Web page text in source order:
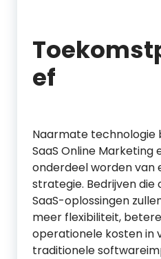
ef
Naarmate technologie
SaaS Online Marketing
onderdeel worden van
strategie. Bedrijven
SaaS-oplossingen
meer flexibiliteit,
operationele kosten in
traditionele